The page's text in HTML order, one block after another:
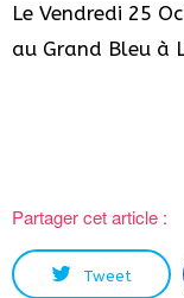
Le Vendredi 25
au Grand Bleu à
Partager cet article :
Tweet